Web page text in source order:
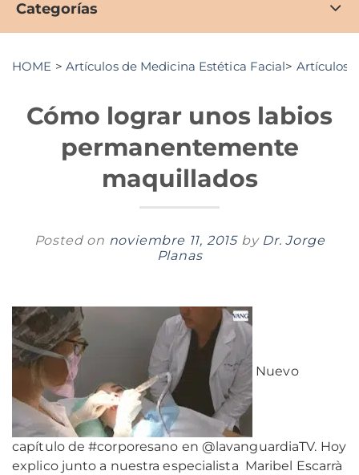
Categorías
HOME > Artículos de Medicina Estética Facial> Artículos
Cómo lograr unos labios
permanentemente
maquillados
Posted on noviembre 11, 2015 by Dr. Jorge
Planas
Nuevo
capítulo de #corporesano en @lavanguardiaTV. Hoy
explico junto a nuestra especialista Maribel Escarrà